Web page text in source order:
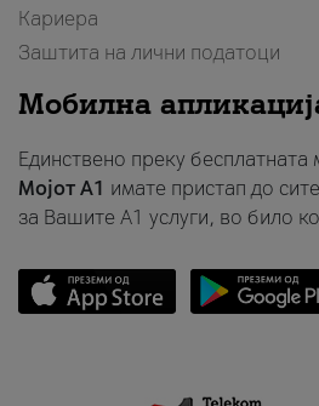
Кариера
Заштита на лични податоци
Мобилна
Единствено преку бесплатната
Мојот A1 имате пристап до
за Вашите A1 услуги, во било